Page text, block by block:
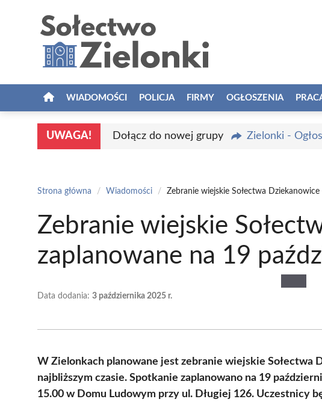
WIADOMOŚCI POLICJA FIRMY OGŁOSZENIA
UWAGA! Dołącz do nowej grupy Zielonki -
Strona główna / Wiadomości / Zebranie wiejskie Sołectwa
Zebranie wiejskie
zaplanowane na 19
Data dodania: 3 października 2025 r.
W Zielonkach planowane jest zebranie wiejskie Sołectwa
najbliższym czasie. Spotkanie zaplanowano na 19
15.00 w Domu Ludowym przy ul. Długiej 126. Uczestnicy